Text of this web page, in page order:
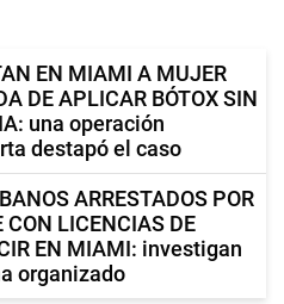
EN MIAMI A MUJER
DE APLICAR BÓTOX SIN
una operación
destapó el caso
ARRESTADOS POR
CON LICENCIAS DE
EN MIAMI: investigan
organizado